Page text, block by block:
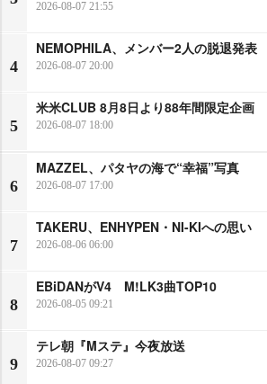
2026-08-07 21:55
4
NEMOPHILA、メンバー2人の脱退発表
2026-08-07 20:00
5
米米CLUB 8月8日より88年間限定企画
2026-08-07 18:00
6
MAZZEL、パタヤの海で“幸福”写真
2026-08-07 17:00
7
TAKERU、ENHYPEN・NI-KIへの思い
2026-08-06 06:00
8
EBiDANがV4 M!LK3曲TOP10
2026-08-05 09:21
9
テレ朝『Mステ』今夜放送
2026-08-07 09:27